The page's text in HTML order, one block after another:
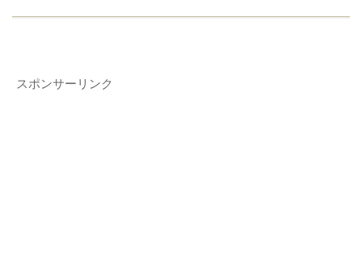
スポンサーリンク